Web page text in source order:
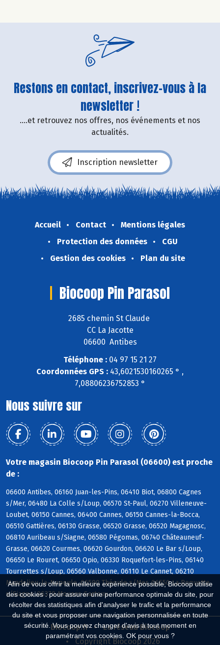
Afin de vous offrir la meilleure expérience possible, Biocoop utilise
des cookies : pour assurer une performance optimale du site, pour
récolter des statistiques afin d'analyser le trafic et la performance
du site et vous proposer une navigation personnalisée en toute
sécurité. Vous pouvez changer d'avis à tout moment en
paramétrant vos cookies. OK pour vous ?
Restons en contact, inscrivez-vous à la
newsletter !
....et retrouvez nos offres, nos événements et nos
actualités.
Inscription newsletter
Accueil Contact
Mentions légales
Protection des données
CGU
Gestion des cookies
Plan du site
Biocoop Pin Parasol
2685 chemin St Claude
CC La Jacotte
06600 Antibes
Téléphone : 04 97 15 21 27
Coordonnées GPS : 43,6021530160265 ° ,
7,08806236752853 °
Nous suivre sur
Votre magasin Biocoop Pin Parasol (06600) est proche
de :
06600 Antibes, 06160 Juan-les-Pins, 06410 Biot, 06800 Cagnes
s/Mer, 06480 La Colle s/Loup, 06570 St-Paul, 06270 Villeneuve-
Loubet, 06150 Cannes, 06400 Cannes, 06150 Cannes-la-Bocca,
06510 Gattières, 06130 Grasse, 06520 Grasse, 06520 Magagnosc,
06810 Auribeau s/Siagne, 06580 Pégomas, 06740 Châteauneuf-
Grasse, 06620 Courmes, 06620 Gourdon, 06620 Le Bar s/Loup,
06650 Le Rouret, 06650 Opio, 06330 Roquefort-les-Pins, 06140
Tourrettes s/Loup, 06560 Valbonne, 06110 Le Cannet, 06210
Mandelieu-la-Napoule, 06590 Théoule s/Mer, 06550 La Roquette
s/Siagne, 06370 Mouans-Sartoux
Biocoop.fr
Le réseau Biocoop
Copyright Biocoop 2026